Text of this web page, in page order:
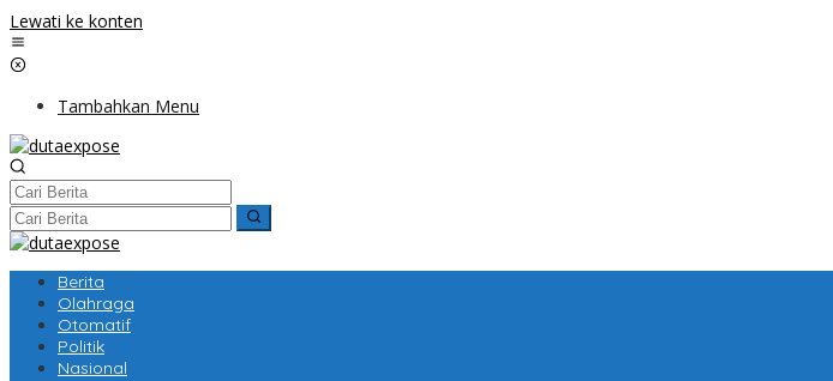
Lewati ke konten
Tambahkan Menu
Berita
Olahraga
Otomatif
Politik
Nasional